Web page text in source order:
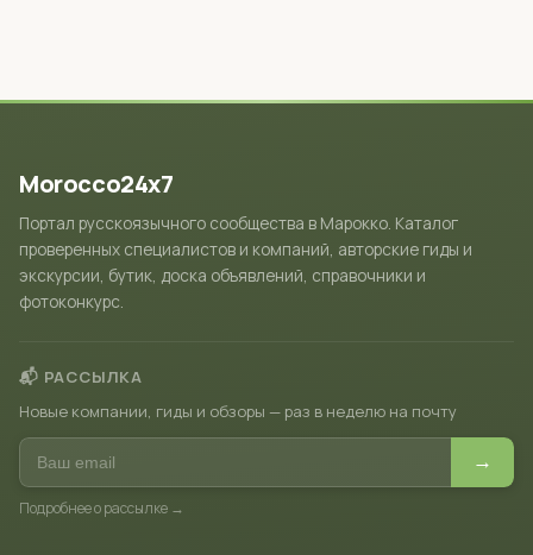
Morocco24x7
Портал русскоязычного сообщества в Марокко. Каталог
проверенных специалистов и компаний, авторские гиды и
экскурсии, бутик, доска объявлений, справочники и
фотоконкурс.
📬 РАССЫЛКА
Новые компании, гиды и обзоры — раз в неделю на почту
→
Подробнее о рассылке →